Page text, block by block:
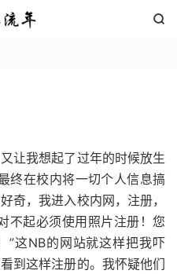

让我想起了过年的时候放生
终在校内将一切个人信息搞
奇，我进入校内网，注册，
不起必须使用照片注册！您
”这NB的网站就这样把我吓
到这样注册的。我怀疑他们